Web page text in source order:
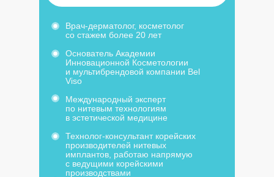
Врач-дерматолог, косметолог
со стажем более 20 лет
Основатель Академии
Инновационной Косметологии
и мультибрендовой компании Bel
Viso
Международный эксперт
по нитевым технологиям
в эстетической медицине
Технолог-консультант корейских
производителей нитевых
имплантов, работаю напрямую
с ведущими корейскими
производствами